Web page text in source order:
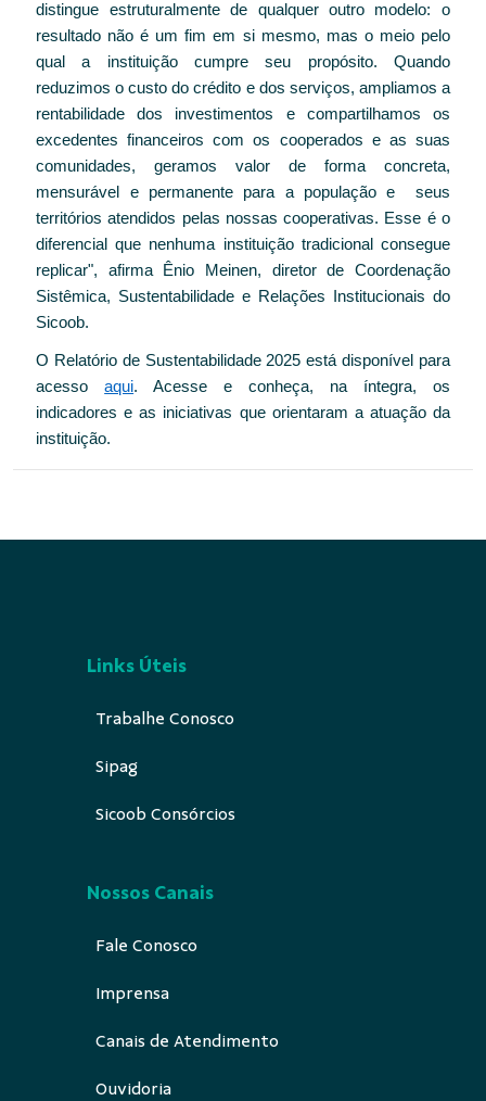
distingue estruturalmente de qualquer outro modelo: o
resultado não é um fim em si mesmo, mas o meio pelo
qual a instituição cumpre seu propósito. Quando
reduzimos o custo do crédito e dos serviços, ampliamos a
rentabilidade dos investimentos e compartilhamos os
excedentes financeiros com os cooperados e as suas
comunidades, geramos valor de forma concreta,
mensurável e permanente para a população e seus
territórios atendidos pelas nossas cooperativas. Esse é o
diferencial que nenhuma instituição tradicional consegue
replicar", afirma Ênio Meinen, diretor de Coordenação
Sistêmica, Sustentabilidade e Relações Institucionais do
Sicoob.
O Relatório de Sustentabilidade 2025 está disponível para
acessoaqui. Acesse e conheça, na íntegra, os
indicadores e as iniciativas que orientaram a atuação da
instituição.
Links Úteis
Trabalhe Conosco
Sipag
Sicoob Consórcios
Nossos Canais
Fale Conosco
Imprensa
Canais de Atendimento
Ouvidoria